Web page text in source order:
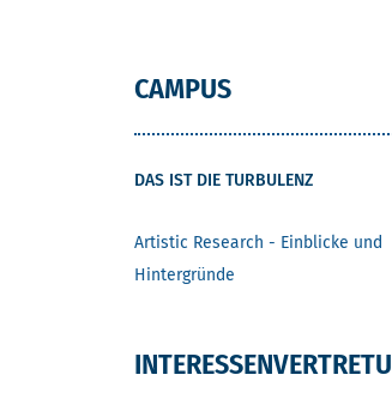
CAMPUS
DAS IST DIE TURBULENZ
Artistic Research - Einblicke und
Hintergründe